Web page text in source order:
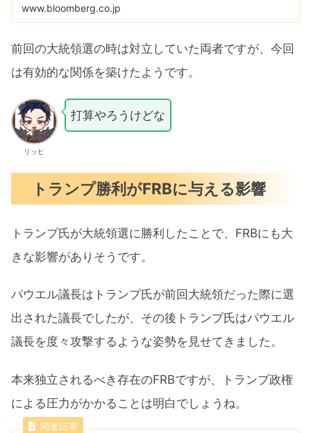
www.bloomberg.co.jp
前回の大統領選の時は対立していた両者ですが、今回
は有効的な関係を築けたようです。
リッヒ
打算やろうけどな
トランプ勝利がFRBに与える影響
トランプ氏が大統領選に勝利したことで、FRBにも大
きな影響がありそうです。
パウエル議長はトランプ氏が前回大統領だった際に選
出された議長でしたが、その後トランプ氏はパウエル
議長を度々攻撃するような姿勢を見せてきました。
本来独立されるべき存在のFRBですが、トランプ政権
による圧力がかかることは明白でしょうね。